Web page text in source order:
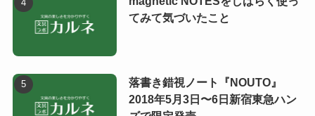
てみて気づいたこと
落書き錯視ノート『NOUTO』
2018年5月3日〜6日新宿東急ハン